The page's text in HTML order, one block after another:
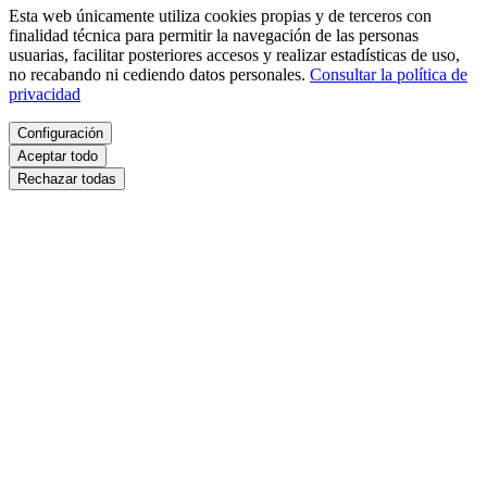
Esta web únicamente utiliza cookies propias y de terceros con
finalidad técnica para permitir la navegación de las personas
usuarias, facilitar posteriores accesos y realizar estadísticas de uso,
no recabando ni cediendo datos personales. Consultar la política de
privacidad
Configuración
Aceptar todo
Rechazar todas